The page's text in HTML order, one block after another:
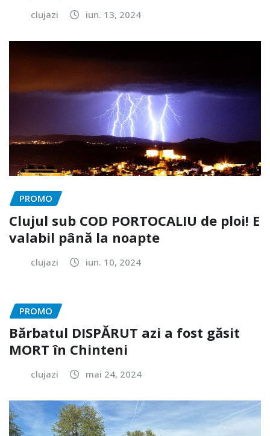
clujazi iun. 13, 2024
PROMO
Clujul sub COD PORTOCALIU de ploi! E
valabil până la noapte
clujazi iun. 10, 2024
PROMO
Bărbatul DISPĂRUT azi a fost găsit
MORT în Chinteni
clujazi mai 24, 2024